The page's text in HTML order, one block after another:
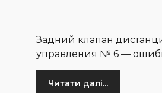
Задний клапан
управления № 6 —
Читати далі...